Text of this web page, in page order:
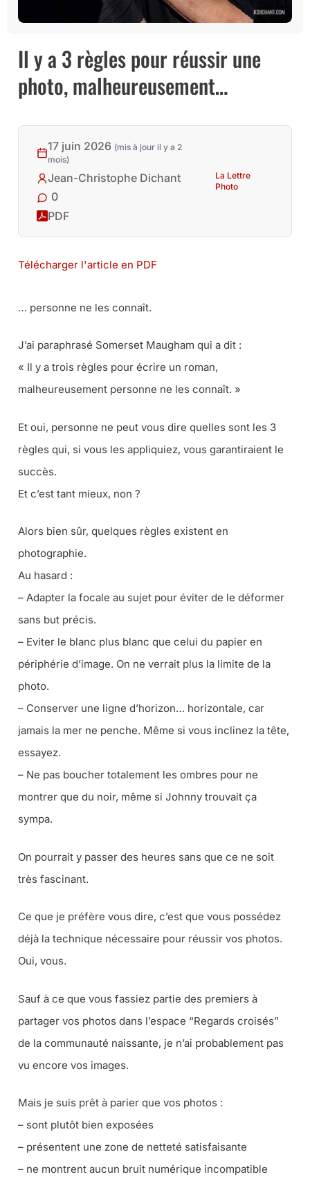
Il y a 3 règles pour réussir une
photo, malheureusement…
17 juin 2026 (mis à jour il y a 2
mois)
Jean-Christophe Dichant
0
PDF
La Lettre
Photo
Télécharger l'article en PDF
… personne ne les connaît.
J’ai paraphrasé Somerset Maugham qui a dit :
« Il y a trois règles pour écrire un roman,
malheureusement personne ne les connaît. »
Et oui, personne ne peut vous dire quelles sont les 3
règles qui, si vous les appliquiez, vous garantiraient le
succès.
Et c’est tant mieux, non ?
Alors bien sûr, quelques règles existent en
photographie.
Au hasard :
– Adapter la focale au sujet pour éviter de le déformer
sans but précis.
– Eviter le blanc plus blanc que celui du papier en
périphérie d’image. On ne verrait plus la limite de la
photo.
– Conserver une ligne d’horizon… horizontale, car
jamais la mer ne penche. Même si vous inclinez la tête,
essayez.
– Ne pas boucher totalement les ombres pour ne
montrer que du noir, même si Johnny trouvait ça
sympa.
On pourrait y passer des heures sans que ce ne soit
très fascinant.
Ce que je préfère vous dire, c’est que vous possédez
déjà la technique nécessaire pour réussir vos photos.
Oui, vous.
Sauf à ce que vous fassiez partie des premiers à
partager vos photos dans l’espace “Regards croisés”
de la communauté naissante, je n’ai probablement pas
vu encore vos images.
Mais je suis prêt à parier que vos photos :
– sont plutôt bien exposées
– présentent une zone de netteté satisfaisante
– ne montrent aucun bruit numérique incompatible